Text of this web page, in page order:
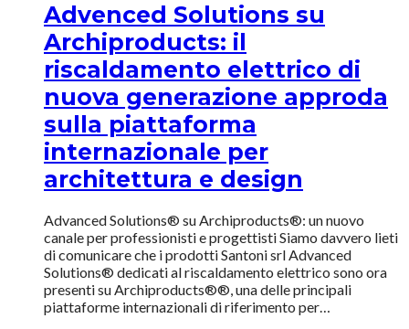
Advenced Solutions su
Archiproducts: il
riscaldamento elettrico di
nuova generazione approda
sulla piattaforma
internazionale per
architettura e design
Advanced Solutions® su Archiproducts®: un nuovo
canale per professionisti e progettisti Siamo davvero lieti
di comunicare che i prodotti Santoni srl Advanced
Solutions® dedicati al riscaldamento elettrico sono ora
presenti su Archiproducts®®, una delle principali
piattaforme internazionali di riferimento per…